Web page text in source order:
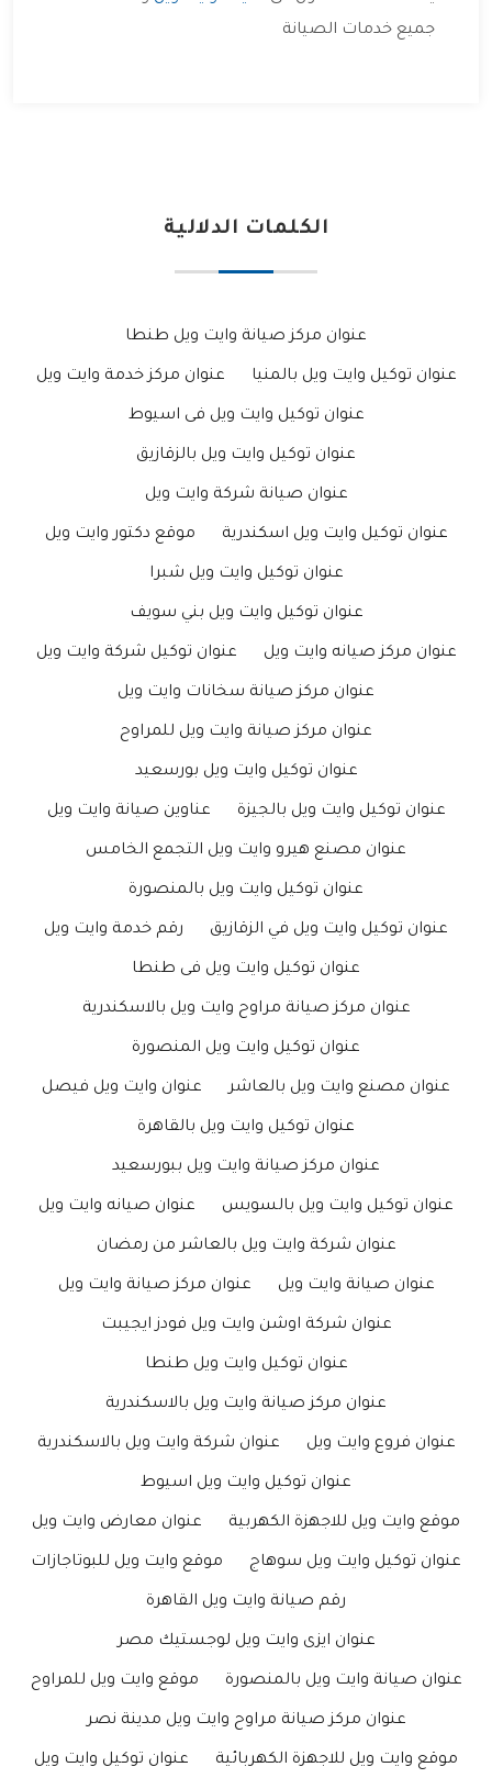
جميع خدمات الصيانة
الكلمات الدلالية
عنوان مركز صيانة وايت ويل طنطا
عنوان توكيل وايت ويل بالمنيا عنوان مركز خدمة وايت ويل
عنوان توكيل وايت ويل فى اسيوط
عنوان توكيل وايت ويل بالزقازيق
عنوان صيانة شركة وايت ويل
عنوان توكيل وايت ويل اسكندرية موقع دكتور وايت ويل
عنوان توكيل وايت ويل شبرا
عنوان توكيل وايت ويل بني سويف
عنوان مركز صيانه وايت ويل عنوان توكيل شركة وايت ويل
عنوان مركز صيانة سخانات وايت ويل
عنوان مركز صيانة وايت ويل للمراوح
عنوان توكيل وايت ويل بورسعيد
عنوان توكيل وايت ويل بالجيزة عناوين صيانة وايت ويل
عنوان مصنع هيرو وايت ويل التجمع الخامس
عنوان توكيل وايت ويل بالمنصورة
عنوان توكيل وايت ويل في الزقازيق رقم خدمة وايت ويل
عنوان توكيل وايت ويل فى طنطا
عنوان مركز صيانة مراوح وايت ويل بالاسكندرية
عنوان توكيل وايت ويل المنصورة
عنوان مصنع وايت ويل بالعاشر عنوان وايت ويل فيصل
عنوان توكيل وايت ويل بالقاهرة
عنوان مركز صيانة وايت ويل ببورسعيد
عنوان توكيل وايت ويل بالسويس عنوان صيانه وايت ويل
عنوان شركة وايت ويل بالعاشر من رمضان
عنوان صيانة وايت ويل عنوان مركز صيانة وايت ويل
عنوان شركة اوشن وايت ويل فودز ايجيبت
عنوان توكيل وايت ويل طنطا
عنوان مركز صيانة وايت ويل بالاسكندرية
عنوان فروع وايت ويل عنوان شركة وايت ويل بالاسكندرية
عنوان توكيل وايت ويل اسيوط
موقع وايت ويل للاجهزة الكهربية عنوان معارض وايت ويل
عنوان توكيل وايت ويل سوهاج موقع وايت ويل للبوتاجازات
رقم صيانة وايت ويل القاهرة
عنوان ايزى وايت ويل لوجستيك مصر
عنوان صيانة وايت ويل بالمنصورة موقع وايت ويل للمراوح
عنوان مركز صيانة مراوح وايت ويل مدينة نصر
موقع وايت ويل للاجهزة الكهربائية عنوان توكيل وايت ويل